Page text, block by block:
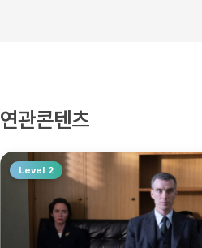
연관콘텐츠
Level 2